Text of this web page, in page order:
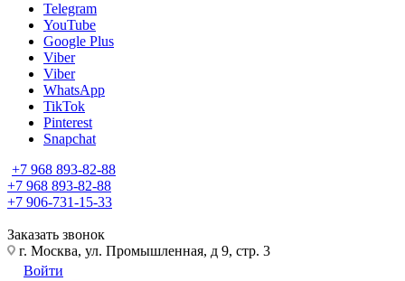
Telegram
YouTube
Google Plus
Viber
Viber
WhatsApp
TikTok
Pinterest
Snapchat
+7 968 893-82-88
+7 968 893-82-88
+7 906-731-15-33
Заказать звонок
г. Москва, ул. Промышленная, д 9, стр. 3
Войти